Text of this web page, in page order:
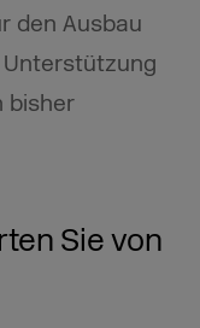
den Ausbau
bisher
Sie von